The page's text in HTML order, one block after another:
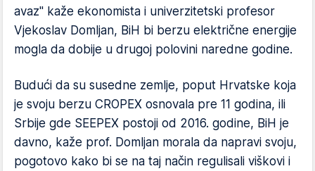
avaz" kaže ekonomista i univerzitetski profesor
Vjekoslav Domljan, BiH bi berzu električne energije
mogla da dobije u drugoj polovini naredne godine.
Budući da su susedne zemlje, poput Hrvatske koja
je svoju berzu CROPEX osnovala pre 11 godina, ili
Srbije gde SEEPEX postoji od 2016. godine, BiH je
davno, kaže prof. Domljan morala da napravi svoju,
pogotovo kako bi se na taj način regulisali viškovi i